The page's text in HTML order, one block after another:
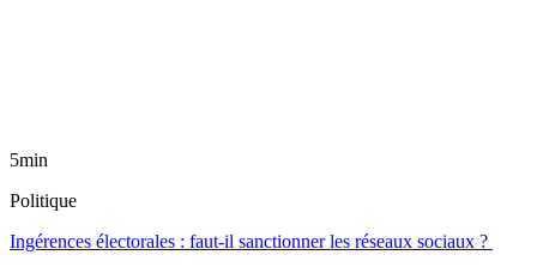
5min
Politique
Ingérences électorales : faut-il sanctionner les réseaux sociaux ?